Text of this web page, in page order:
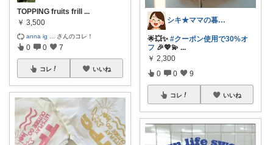
TOPPING fruits frill ...
￥ 3,500
anna ig さんのコレ！
0 0 7
コレ いいね
シキ★ママの暮らし、キッズ
🌟💥✨ #クーポン使用で30%オ
フ 🎉💖💫 ...
￥ 2,300
0 0 9
コレ いいね